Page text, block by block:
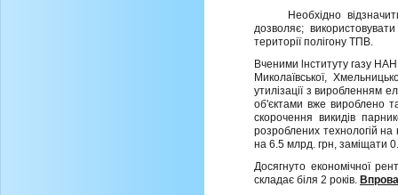
Необхiдно
дозволяє;
територiї полiгону ТПВ.
Вченими lнституту газу
Миколаївської,
утилiзацiїз виробленням
об'єктами вже вироблено
скорочення викидiв
розроблених технологiй на
на 6.5 млрд. грн, заміщати
Досягнуто економiчної
складає бiля 2 рокiв.